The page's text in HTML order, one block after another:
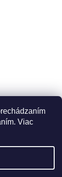
Viac
lehetőségek